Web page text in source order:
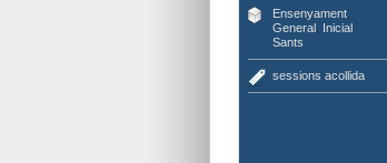
Ensenyament,
General, Inicial,
Sants
sessions acollida